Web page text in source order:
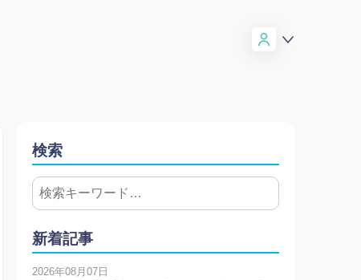
検索
新着記事
2026年08月07日